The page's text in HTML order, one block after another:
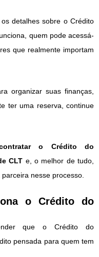
detalhes sobre o Crédito
quem pode acessá-
que realmente importam
organizar suas finanças,
ter uma reserva, continue
o Crédito do
CLT e, o melhor de tudo,
nesse processo.
o Crédito do
que o Crédito do
pensada para quem tem